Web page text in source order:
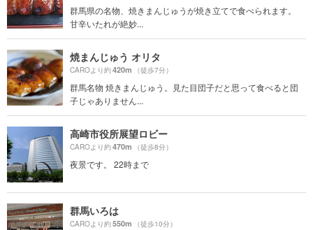
群馬県の名物、焼きまんじゅうが焼き立てで食べられます。
甘辛いたれが絶妙...
焼まんじゅう オリタ
CAROより約420m （徒歩7分）
群馬名物 焼きまんじゅう。見た目団子だと思って食べると団
子じゃありません...
高崎市役所展望ロビー
CAROより約470m （徒歩8分）
夜景です。 22時まで
群馬いろは
CAROより約550m （徒歩10分）